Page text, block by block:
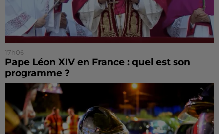
17h06
Pape Léon XIV en France : quel est son
programme ?